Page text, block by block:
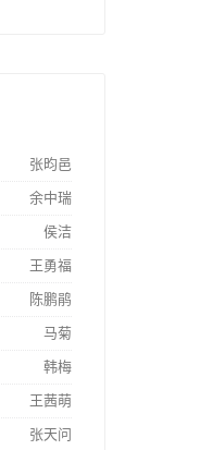
张昀邑
余中瑞
侯洁
王勇福
陈鹏鹃
马菊
韩梅
王茜萌
张天问